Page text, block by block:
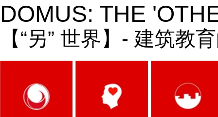
DOMUS: THE
【“另” 世界】- 建筑教